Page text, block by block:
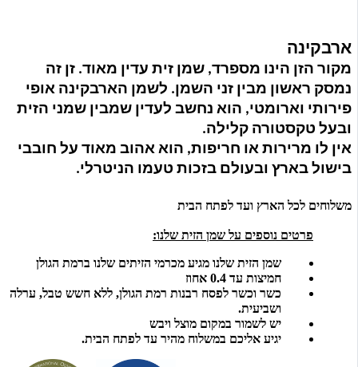
ארבקינה
מקור הזן הינו מספרד, שמן זית עדין מאוד. זן זה
נמסק ראשון מבין זני השמן. לשמן הארבקינה אופי
פירותי וארומטי, הוא נחשב לעדין שמבין שמני הזית
ובעל טקסטורה קלילה.
אין לו מרירות או חריפות, הוא אהוב מאוד על חובבי
בישול בארץ ובעולם בזכות טעמו הניטרלי.
משלוחים לכל הארץ ועד לפתח הבית
פרטים נוספים על שמן הזית שלנו:
שמן הזית שלנו מגיע מכרמי הזיתים שלנו ברמת הגולן
חמיצות עד 0.4 אחוז
כשר וכשר לפסח רבנות רמת הגולן, ללא חשש טבל, ערלה
ושביעית.
יש לשמור במקום מוצל ויבש
יגיע אליכם במשלוח מהיר עד לפתח הבית.